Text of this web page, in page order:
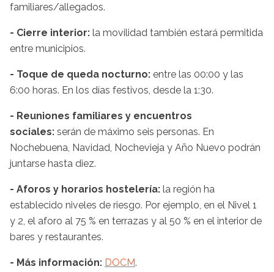
familiares/allegados.
- Cierre interior: la movilidad también estará permitida
entre municipios.
- Toque de queda nocturno: entre las 00:00 y las
6:00 horas. En los días festivos, desde la 1:30.
- Reuniones familiares y encuentros
sociales: serán de máximo seis personas. En
Nochebuena, Navidad, Nochevieja y Año Nuevo podrán
juntarse hasta diez.
- Aforos y horarios hostelería: la región ha
establecido niveles de riesgo. Por ejemplo, en el Nivel 1
y 2, el aforo al 75 % en terrazas y al 50 % en el interior de
bares y restaurantes.
- Más información: DOCM.